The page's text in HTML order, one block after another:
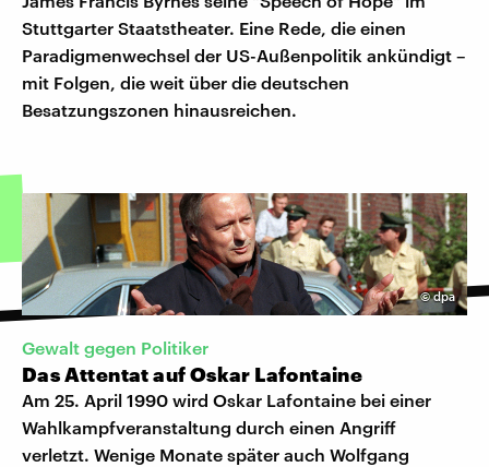
Stuttgarter Staatstheater. Eine Rede, die einen
Paradigmenwechsel der US-Außenpolitik ankündigt –
mit Folgen, die weit über die deutschen
Besatzungszonen hinausreichen.
©dpa
Gewalt gegen Politiker
Das Attentat auf Oskar Lafontaine
Am 25. April 1990 wird Oskar Lafontaine bei einer
Wahlkampfveranstaltung durch einen Angriff
verletzt. Wenige Monate später auch Wolfgang